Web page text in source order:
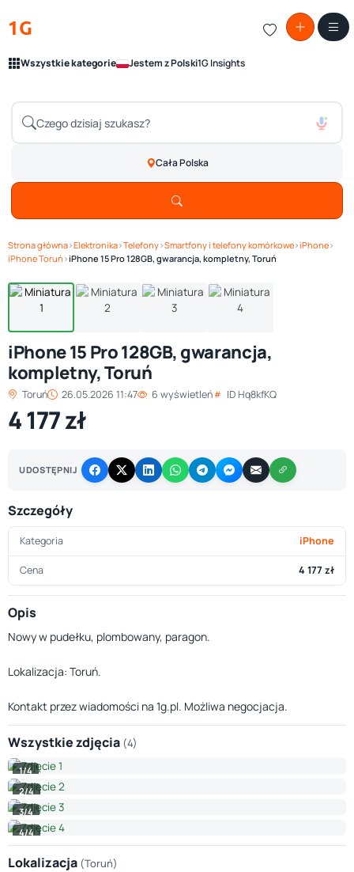
1G
Wszystkie kategorie Jestem z Polski1G Insights
Cała Polska
Strona główna›Elektronika›Telefony›Smartfony i telefony komórkowe›iPhone›
iPhone Toruń ›iPhone 15 Pro 128GB, gwarancja, kompletny, Toruń
1/ 4 Zobacz galerię
iPhone 15 Pro 128GB, gwarancja,
kompletny, Toruń
Toruń 26.05.2026 11:47 6 wyświetleń ID Hq8kfKQ
4 177 zł
UDOSTĘPNIJ
Szczegóły
Kategoria iPhone
Cena 4 177 zł
Opis
Nowy w pudełku, plombowany, paragon.
Lokalizacja: Toruń.
Kontakt przez wiadomości na 1g.pl. Możliwa negocjacja.
Wszystkie zdjęcia (4)
1/4
2/4
3/4
4/4
Lokalizacja (Toruń)